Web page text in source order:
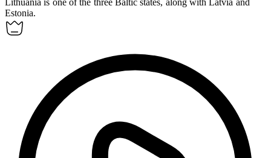
Lithuania is one of the three Baltic states, along with Latvia and
Estonia.